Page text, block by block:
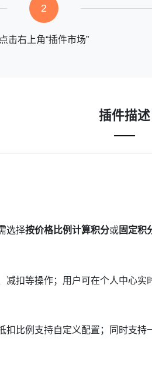
2
点击右上角“插件市场”
插件描述
选择按价格比例计算积分或固定积
扣等操作；用户可在个人中心实
比例支持自定义配置；同时支持